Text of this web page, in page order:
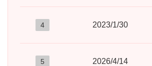
4 2023/1/30
5 2026/4/14